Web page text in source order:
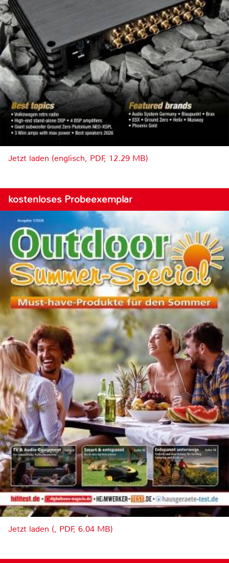
Jetzt laden (englisch, PDF, 12.29 MB)
kostenloses Probeexemplar
Jetzt laden (, PDF, 6.04 MB)